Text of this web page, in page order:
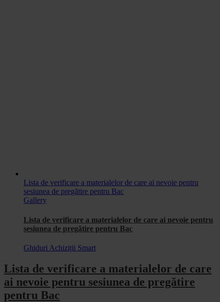
Lista de verificare a materialelor de care ai nevoie pentru
sesiunea de pregătire pentru Bac
Gallery
Lista de verificare a materialelor de care ai nevoie pentru
sesiunea de pregătire pentru Bac
Ghiduri Achiziții Smart
Lista de verificare a materialelor de care
ai nevoie pentru sesiunea de pregătire
pentru Bac